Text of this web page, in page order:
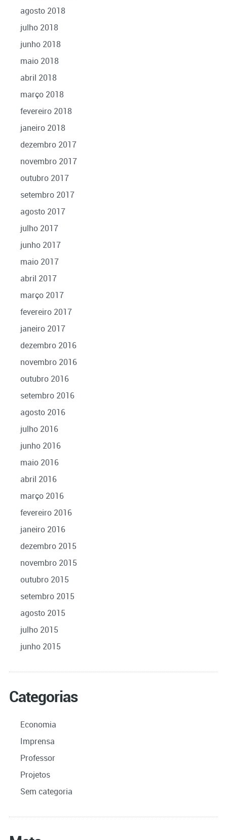
agosto 2018
julho 2018
junho 2018
maio 2018
abril 2018
março 2018
fevereiro 2018
janeiro 2018
dezembro 2017
novembro 2017
outubro 2017
setembro 2017
agosto 2017
julho 2017
junho 2017
maio 2017
abril 2017
março 2017
fevereiro 2017
janeiro 2017
dezembro 2016
novembro 2016
outubro 2016
setembro 2016
agosto 2016
julho 2016
junho 2016
maio 2016
abril 2016
março 2016
fevereiro 2016
janeiro 2016
dezembro 2015
novembro 2015
outubro 2015
setembro 2015
agosto 2015
julho 2015
junho 2015
Categorias
Economia
Imprensa
Professor
Projetos
Sem categoria